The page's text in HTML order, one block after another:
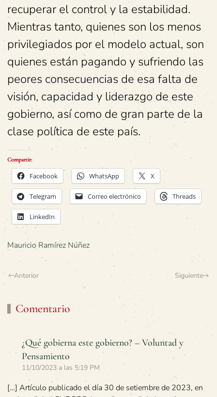
recuperar el control y la estabilidad.
Mientras tanto, quienes son los menos
privilegiados por el modelo actual, son
quienes están pagando y sufriendo las
peores consecuencias de esa falta de
visión, capacidad y liderazgo de este
gobierno, así como de gran parte de la
clase política de este país.
Compartir:
Facebook WhatsApp X
Telegram Correo electrónico Threads
LinkedIn
Mauricio Ramírez Núñez
Anterior Siguiente
Comentario
¿Qué gobierna este gobierno? – Voluntad y
Pensamiento
11/10/2023 a las 5:19 PM
[…] Artículo publicado el día 30 de setiembre de 2023, en